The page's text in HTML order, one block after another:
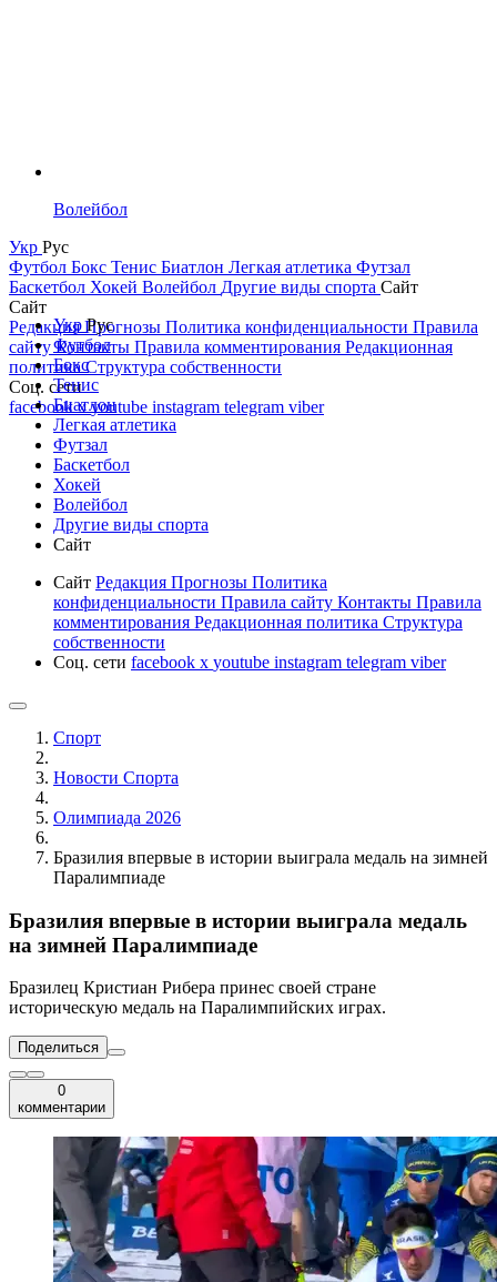
Волейбол
Укр Рус
Футбол Бокс Тенис Биатлон Легкая атлетика Футзал
Баскетбол Хокей Волейбол Другие виды спорта Сайт
Сайт
РедакцияПрогнозы Политика конфиденциальности Правила
сайтуКонтакты Правила комментирования Редакционная
политикаСтруктура собственности
Соц. сети
facebookxyoutube instagram telegram viber
УкрРус
Футбол
Бокс
Тенис
Биатлон
Легкая атлетика
Футзал
Баскетбол
Хокей
Волейбол
Другие виды спорта
Сайт
Сайт Редакция Прогнозы Политика
конфиденциальности Правила сайту Контакты Правила
комментирования Редакционная политика Структура
собственности
Соц. сети facebook x youtube instagram telegram viber
Спорт
Новости Cпорта
Олимпиада 2026
Бразилия впервые в истории выиграла медаль на зимней
Паралимпиаде
Бразилия впервые в истории выиграла медаль
на зимней Паралимпиаде
Бразилец Кристиан Рибера принес своей стране
историческую медаль на Паралимпийских играх.
Поделиться
0
комментарии